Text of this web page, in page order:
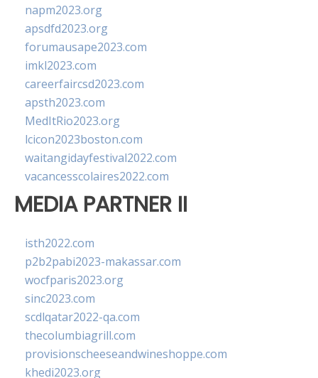
napm2023.org
apsdfd2023.org
forumausape2023.com
imkl2023.com
careerfaircsd2023.com
apsth2023.com
MedItRio2023.org
lcicon2023boston.com
waitangidayfestival2022.com
vacancesscolaires2022.com
MEDIA PARTNER II
isth2022.com
p2b2pabi2023-makassar.com
wocfparis2023.org
sinc2023.com
scdlqatar2022-qa.com
thecolumbiagrill.com
provisionscheeseandwineshoppe.com
khedi2023.org